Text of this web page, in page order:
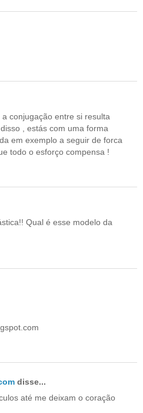
conjugação entre si resulta
, estás com uma forma
em exemplo a seguir de forca
todo o esforço compensa !
Qual é esse modelo da
disse...
até me deixam o coração